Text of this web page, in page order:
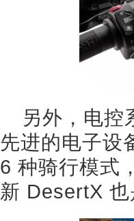
另外，电控
先进的电子设
6 种骑行模式
新 DesertX